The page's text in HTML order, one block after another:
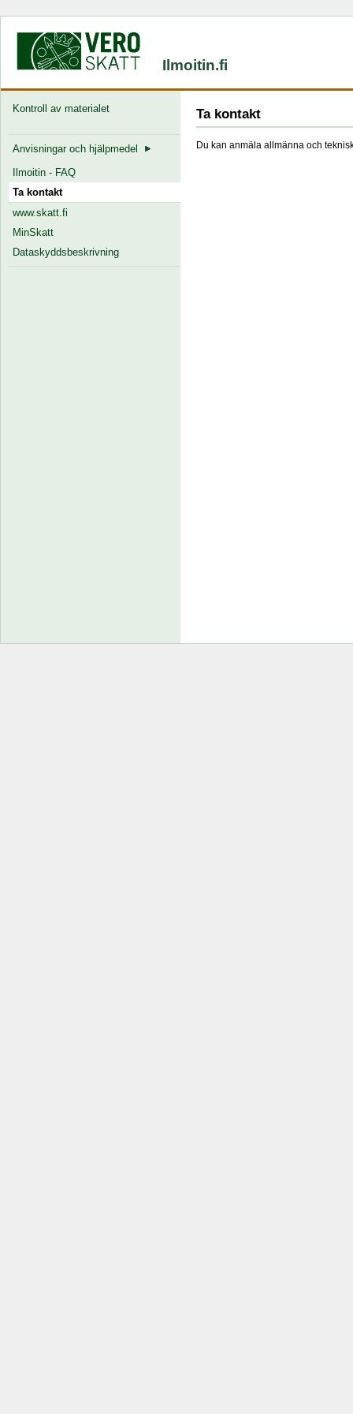
Ilmoitin.fi
Kontroll av materialet
Anvisningar och hjälpmedel
Ilmoitin - FAQ
Ta kontakt
www.skatt.fi
MinSkatt
Dataskyddsbeskrivning
Ta kontakt
Du kan anmäla allmänna och